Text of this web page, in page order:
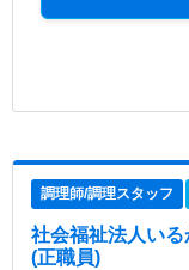
調理師/調理スタッフ
社会福祉法人いる
(正職員)